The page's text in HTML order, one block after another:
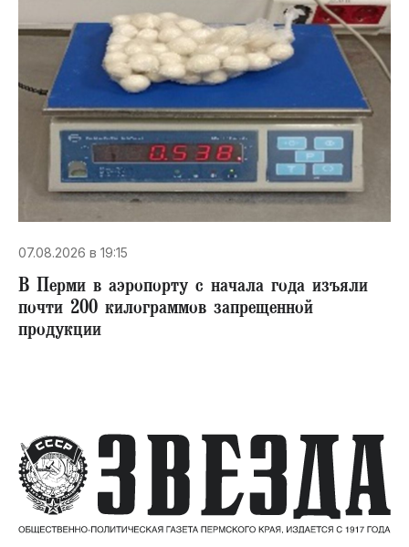
07.08.2026 в 19:15
В Перми в аэропорту с начала года изъяли
почти 200 килограммов запрещенной
продукции